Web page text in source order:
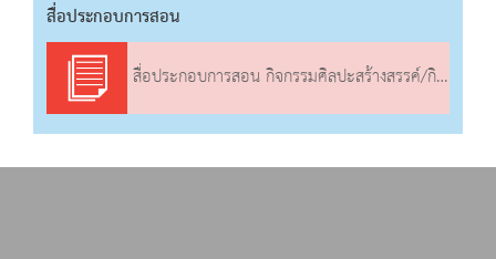
สื่อประกอบการสอน
สื่อประกอบการสอน กิจกรรมศิลปะสร้างสรรค์/กิจกรรมเล่นตามมุม